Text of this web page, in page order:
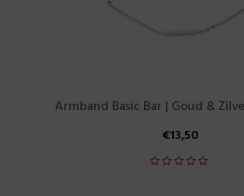
Armband Basic Bar | Goud &
€13,50